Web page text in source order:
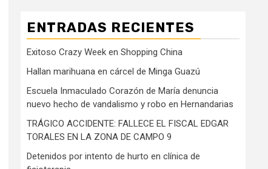
ENTRADAS RECIENTES
Exitoso Crazy Week en Shopping China
Hallan marihuana en cárcel de Minga Guazú
Escuela Inmaculado Corazón de María denuncia
nuevo hecho de vandalismo y robo en Hernandarias
TRÁGICO ACCIDENTE: FALLECE EL FISCAL EDGAR
TORALES EN LA ZONA DE CAMPO 9
Detenidos por intento de hurto en clínica de